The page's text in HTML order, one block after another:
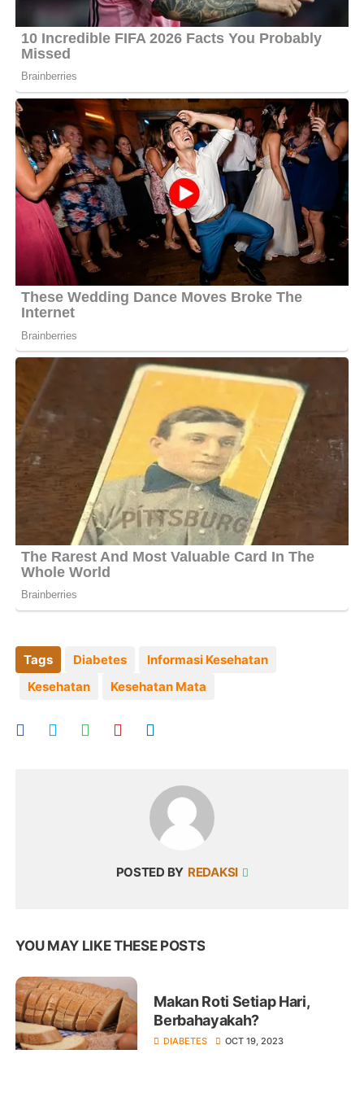
Tags Diabetes
Informasi Kesehatan
Kesehatan
Kesehatan Mata
POSTED BY REDAKSI
YOU MAY LIKE THESE POSTS
Makan Roti Setiap Hari,
Berbahayakah?
DIABETES OCT 19, 2023